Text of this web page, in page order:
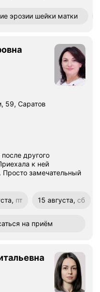
эрозии шейки матки
59, Саратов
другого
Просто замечательный
пт
15 августа, сб
на приём